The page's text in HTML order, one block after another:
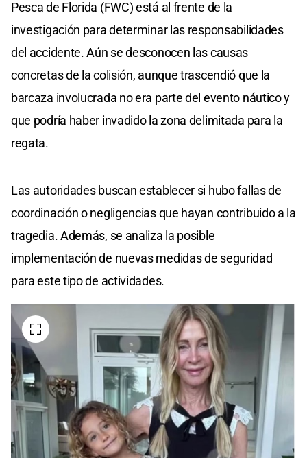
Pesca de Florida (FWC) está al frente de la
investigación para determinar las responsabilidades
del accidente. Aún se desconocen las causas
concretas de la colisión, aunque trascendió que la
barcaza involucrada no era parte del evento náutico y
que podría haber invadido la zona delimitada para la
regata.
Las autoridades buscan establecer si hubo fallas de
coordinación o negligencias que hayan contribuido a la
tragedia. Además, se analiza la posible
implementación de nuevas medidas de seguridad
para este tipo de actividades.